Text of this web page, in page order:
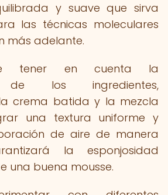
y suave que sirva
las técnicas moleculares
más adelante.
tener en cuenta la
de los ingredientes,
crema batida y la mezcla
una textura uniforme y
de aire de manera
la esponjosidad
una buena mousse.